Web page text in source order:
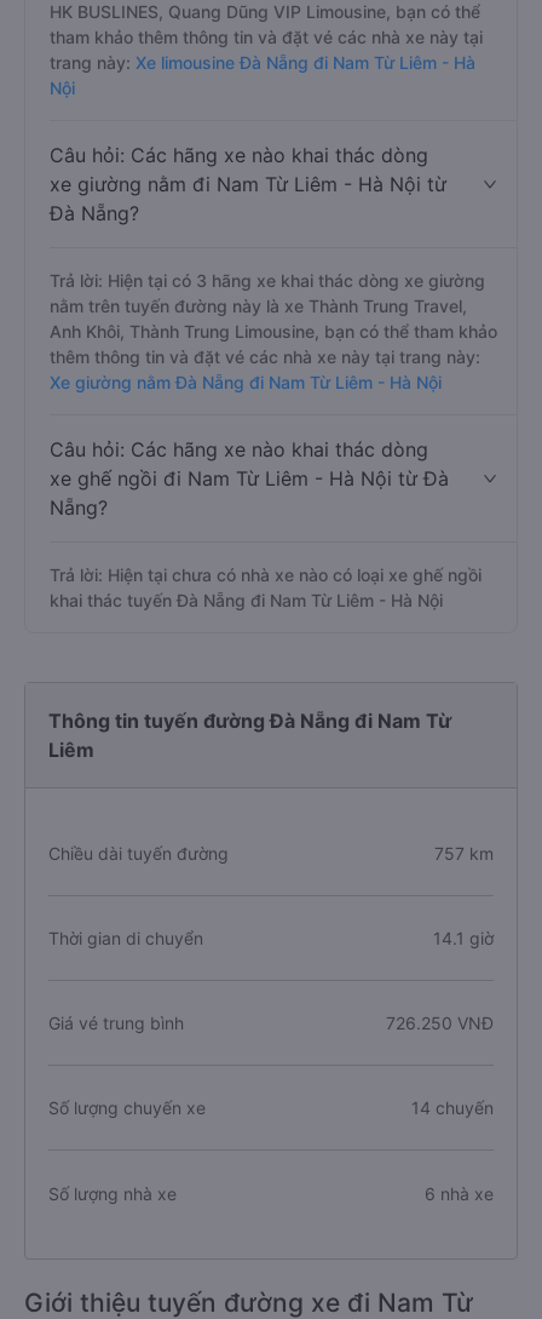
HK BUSLINES, Quang Dũng VIP Limousine, bạn có thể
tham khảo thêm thông tin và đặt vé các nhà xe này tại
trang này: Xe limousine Đà Nẵng đi Nam Từ Liêm - Hà
Nội
Câu hỏi: Các hãng xe nào khai thác dòng
xe giường nằm đi Nam Từ Liêm - Hà Nội từ
Đà Nẵng?
Trả lời: Hiện tại có 3 hãng xe khai thác dòng xe giường
nằm trên tuyến đường này là xe Thành Trung Travel,
Anh Khôi, Thành Trung Limousine, bạn có thể tham khảo
thêm thông tin và đặt vé các nhà xe này tại trang này:
Xe giường nằm Đà Nẵng đi Nam Từ Liêm - Hà Nội
Câu hỏi: Các hãng xe nào khai thác dòng
xe ghế ngồi đi Nam Từ Liêm - Hà Nội từ Đà
Nẵng?
Trả lời: Hiện tại chưa có nhà xe nào có loại xe ghế ngồi
khai thác tuyến Đà Nẵng đi Nam Từ Liêm - Hà Nội
Thông tin tuyến đường Đà Nẵng đi Nam Từ
Liêm
Chiều dài tuyến đường 757 km
Thời gian di chuyển 14.1 giờ
Giá vé trung bình 726.250 VNĐ
Số lượng chuyến xe 14 chuyến
Số lượng nhà xe 6 nhà xe
Giới thiệu tuyến đường xe đi Nam Từ